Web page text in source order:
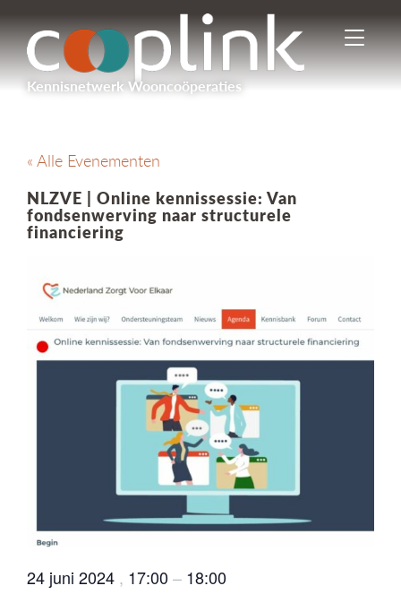
Kennisnetwerk Wooncoöperaties
I
n
-
n
n
a
« Alle Evenementen
NLZVE | Online kennissessie: Van
fondsenwerving naar structurele
financiering
24 juni 2024 , 17:00 – 18:00